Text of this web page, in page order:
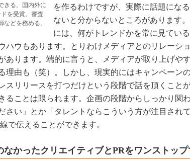
きる。国内外に
を受賞。審査
などを務める。
を作るわけですが、実際に話題にな
ないと分からないところがあります
には、何がトレンドかを常に見てい
ハウもあります。とりわけメディアとのリレーシ
あります。端的に言うと、メディアが取り上げや
理由も（笑）。しかし、現実的にはキャンペーン
スリリースを打つだけという段階で話を頂くこと
ることは限られます。企画の段階からしっかり関
さい」とか「タレントならこういう方が注目され
で伝えることができます。
なかったクリエイティブとPRをワンストップ